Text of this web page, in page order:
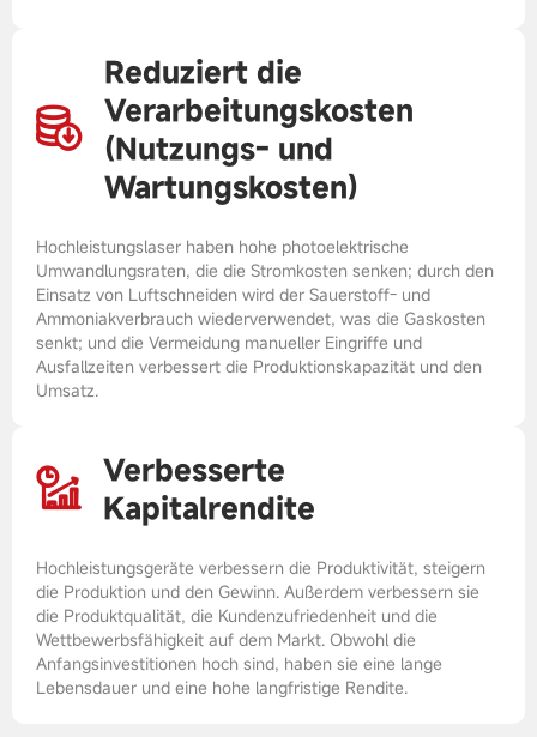
Reduziert die
Verarbeitungskosten
(Nutzungs- und
Wartungskosten)
Hochleistungslaser haben hohe photoelektrische
Umwandlungsraten, die die Stromkosten senken; durch den
Einsatz von Luftschneiden wird der Sauerstoff- und
Ammoniakverbrauch wiederverwendet, was die Gaskosten
senkt; und die Vermeidung manueller Eingriffe und
Ausfallzeiten verbessert die Produktionskapazität und den
Umsatz.
Verbesserte
Kapitalrendite
Hochleistungsgeräte verbessern die Produktivität, steigern
die Produktion und den Gewinn. Außerdem verbessern sie
die Produktqualität, die Kundenzufriedenheit und die
Wettbewerbsfähigkeit auf dem Markt. Obwohl die
Anfangsinvestitionen hoch sind, haben sie eine lange
Lebensdauer und eine hohe langfristige Rendite.